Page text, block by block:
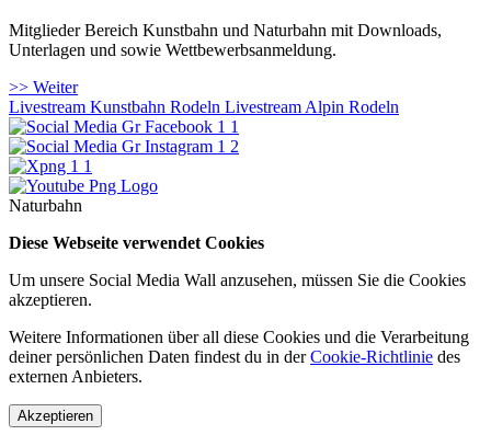
Mitglieder Bereich Kunstbahn und Naturbahn mit Downloads,
Unterlagen und sowie Wettbewerbsanmeldung.
>> Weiter
Livestream Kunstbahn Rodeln Livestream Alpin Rodeln
Naturbahn
Diese Webseite verwendet Cookies
Um unsere Social Media Wall anzusehen, müssen Sie die Cookies
akzeptieren.
Weitere Informationen über all diese Cookies und die Verarbeitung
deiner persönlichen Daten findest du in derCookie-Richtlinie des
externen Anbieters.
Akzeptieren